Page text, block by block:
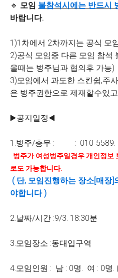
🔹 모임 불참석시에는 반드시
바랍니다.
1)1차에서 2차까지는 공식 모
2)공식 모임중 다른 모임 참석
을때는 벙주님과 협의후 가능)
3)모임에서 과도한 스킨쉽,주
은 벙주권한으로 제재할수있
▶️공지일정◀️
1.벙주/총무 : : 010-5589.
벙주가 여성벙주일경우 개인정보
로도 가능합니다.
( 단, 모임진행하는 장소[매장
야합니다 )
2.날짜/시간 :9/3. 18:30분
3.모임장소 :동대입구역
4.모임인원 : 남 : 0명. 여 : 0명.